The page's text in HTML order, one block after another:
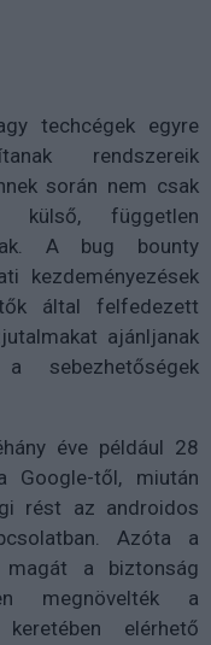
techcégek egyre
rendszereik
során nem csak
külső, független
A bug bounty
kezdeményezések
által felfedezett
ajánljanak
éve például 28
től, miután
rést az androidos
Azóta a
magát a biztonság
megnövelték a
elérhető